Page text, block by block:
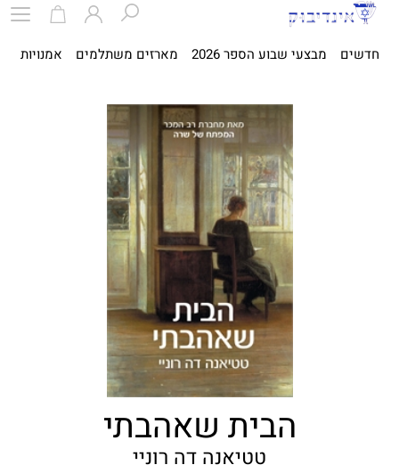
חדשים מבצעי שבוע הספר 2026 מארזים משתלמים אמנויות
הבית שאהבתי
טטיאנה דה רוניי